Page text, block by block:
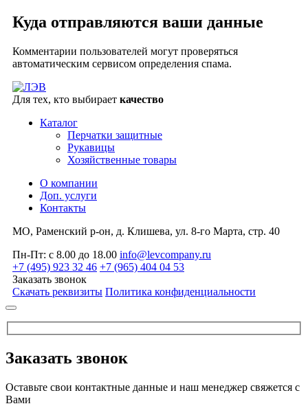
Куда отправляются ваши данные
Комментарии пользователей могут проверяться
автоматическим сервисом определения спама.
Для тех, кто выбирает качество
Каталог
Перчатки защитные
Рукавицы
Хозяйственные товары
О компании
Доп. услуги
Контакты
МО, Раменский р-он, д. Клишева, ул. 8-го Марта, стр. 40
Пн-Пт: с 8.00 до 18.00 info@levcompany.ru
+7 (495) 923 32 46 +7 (965) 404 04 53
Заказать звонок
Скачать реквизиты Политика конфиденциальности
Заказать звонок
Оставьте свои контактные данные и наш менеджер свяжется с
Вами